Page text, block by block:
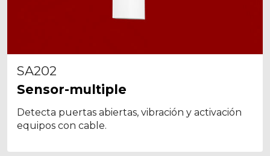
SA202
Sensor-multiple
Detecta puertas abiertas, vibración y activación
equipos con cable.